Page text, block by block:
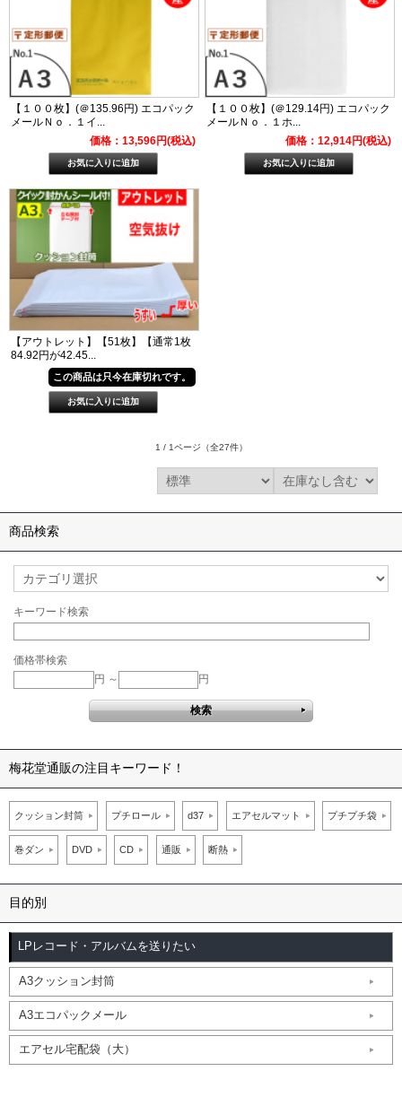
【１００枚】(＠135.96円) エコパック
メールＮｏ．１イ...
価格：13,596円(税込)
【１００枚】(＠129.14円) エコパック
メールＮｏ．１ホ...
価格：12,914円(税込)
【アウトレット】【51枚】【通常1枚
84.92円が42.45...
この商品は只今在庫切れです。
1 / 1ページ （全27件）
商品検索
キーワード検索
価格帯検索
円 ～
円
梅花堂通販の注目キーワード！
クッション封筒 プチロール d37 エアセルマット プチプチ袋
巻ダン DVD CD 通販 断熱
目的別
LPレコード・アルバムを送りたい
A3クッション封筒
A3エコパックメール
エアセル宅配袋（大）